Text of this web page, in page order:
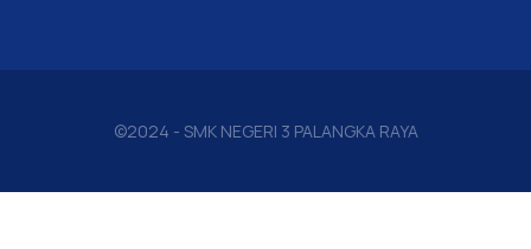
©2024 - SMK NEGERI 3 PALANGKA RAYA